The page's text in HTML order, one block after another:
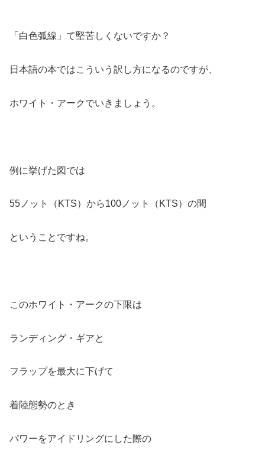
「白色弧線」て堅苦しくないですか？
日本語の本ではこういう訳し方になるのですが、
ホワイト・アークでいきましょう。
例に挙げた図では
55ノット（KTS）から100ノット（KTS）の間
ということですね。
このホワイト・アークの下限は
ランディング・ギアと
フラップを最大に下げて
着陸態勢のとき
パワーをアイドリングにした際の